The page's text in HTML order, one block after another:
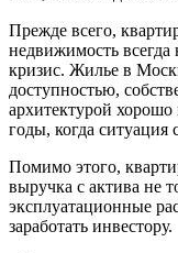
Прежде всего,
недвижимость всегда
кризис. Жилье в
доступностью,
архитектурой
годы, когда ситуация
Помимо этого,
выручка с актива не
эксплуатационные
заработать инвестору.